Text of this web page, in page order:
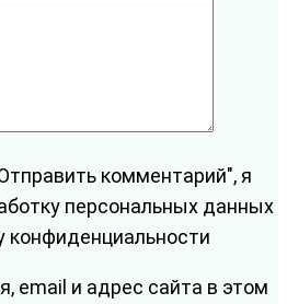
комментарий", я
персональных данных
конфиденциальности
email и адрес сайта в этом